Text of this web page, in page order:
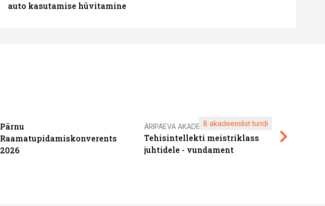
auto kasutamise hüvitamine
Pärnu
Raamatupidamiskonverents
2026
ÄRIPÄEVA AKADEEMIA
Tehisintellekti meistriklass
juhtidele - vundament
8 akadeemilist tundi